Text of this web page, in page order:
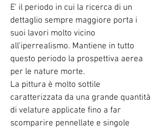
E' il periodo in cui la ricerca di un
dettaglio sempre maggiore porta i
suoi lavori molto vicino
all'iperrealismo. Mantiene in tutto
questo periodo la prospettiva aerea
per le nature morte.
La pittura è molto sottile
caratterizzata da una grande quantità
di velature applicate fino a far
scomparire pennellate e singole